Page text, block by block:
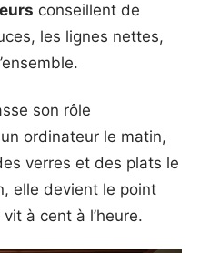
conseillent de
les lignes nettes,
son rôle
ordinateur le matin,
verres et des plats le
elle devient le point
vit à cent à l’heure.